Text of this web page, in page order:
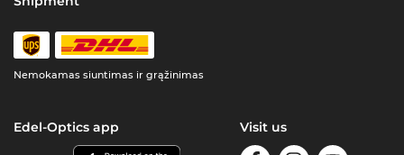
Nemokamas siuntimas ir grąžinimas
Edel-Optics app Visit us